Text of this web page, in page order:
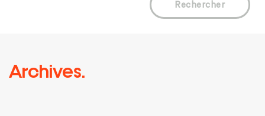
Rechercher
Archives.